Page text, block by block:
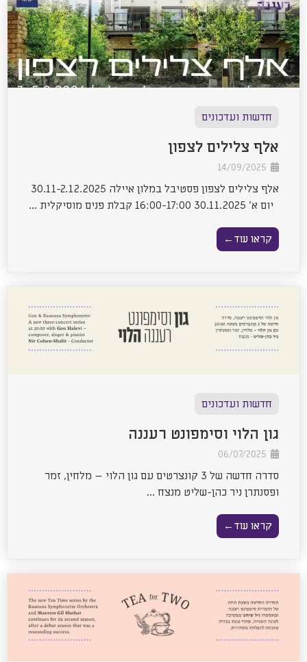
חדשות ועדכונים
אלף צלילים לצפון
אלף צלילים לצפון פסטיבל במלון איילה 30.11-2.12.2025
יום א' 30.11.2025 16:00-17:00 קבלת פנים מוסיקלית ...
קראו עוד←
חדשות ועדכונים
גון הלוי וסימפונט רעננה
סדרה חדשה של 3 קונצרטים עם גון הלוי – מלחין, זמר
ופסנתרן ניר כהן-שליט מנצח ...
קראו עוד←